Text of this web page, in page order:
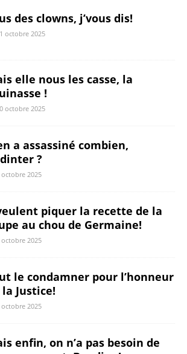
des clowns, j’vous dis!
octobre 2025
elle nous les casse, la
!
octobre 2025
a assassiné combien,
?
octobre 2025
piquer la recette de la
au chou de Germaine!
octobre 2025
le condamner pour l’honneur
Justice!
octobre 2025
enfin, on n’a pas besoin de